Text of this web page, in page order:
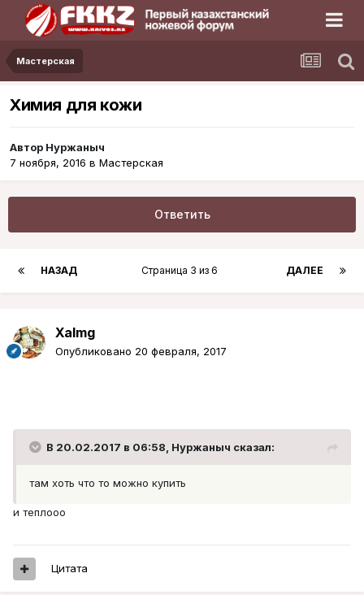
Мастерская
Химия для кожи
Автор Нуржаныч
7 ноября, 2016 в Мастерская
Ответить
НАЗАД ДАЛЕЕ
Страница 3 из 6
Xalmg
Опубликовано 20 февраля, 2017
В 20.02.2017 в 06:58, Нуржаныч сказал:
там хоть что то можно купить
и теплооо
Цитата